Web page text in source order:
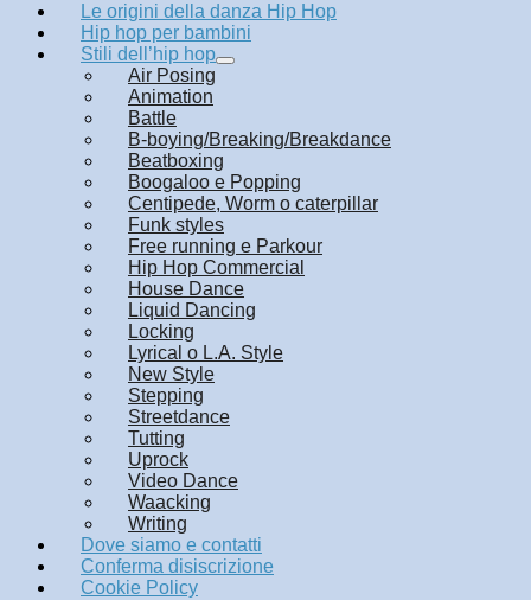
Le origini della danza Hip Hop
Hip hop per bambini
Stili dell’hip hop
Air Posing
Animation
Battle
B-boying/Breaking/Breakdance
Beatboxing
Boogaloo e Popping
Centipede, Worm o caterpillar
Funk styles
Free running e Parkour
Hip Hop Commercial
House Dance
Liquid Dancing
Locking
Lyrical o L.A. Style
New Style
Stepping
Streetdance
Tutting
Uprock
Video Dance
Waacking
Writing
Dove siamo e contatti
Conferma disiscrizione
Cookie Policy